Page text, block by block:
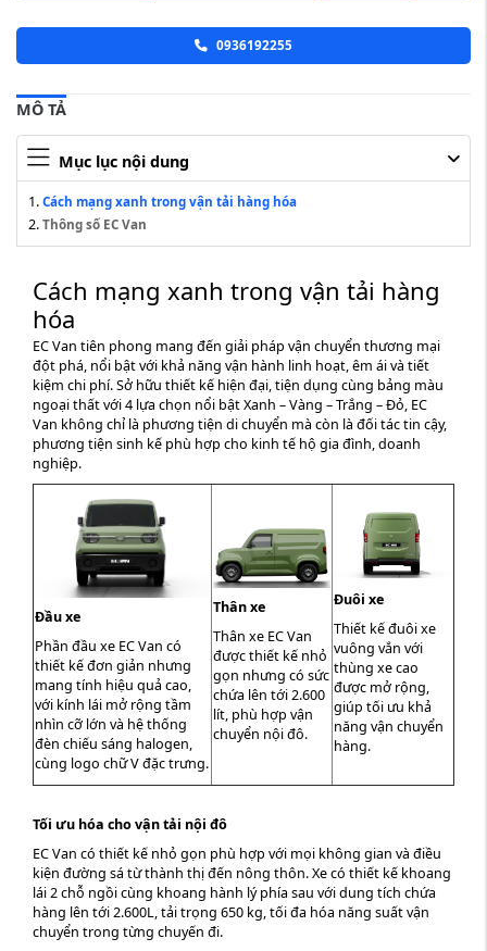
0936192255
MÔ TẢ
Mục lục nội dung
Cách mạng xanh trong vận tải hàng hóa
Thông số EC Van
Cách mạng xanh trong vận tải hàng
hóa
EC Van tiên phong mang đến giải pháp vận chuyển thương mại
đột phá, nổi bật với khả năng vận hành linh hoạt, êm ái và tiết
kiệm chi phí. Sở hữu thiết kế hiện đại, tiện dụng cùng bảng màu
ngoại thất với 4 lựa chọn nổi bật Xanh – Vàng – Trắng – Đỏ, EC
Van không chỉ là phương tiện di chuyển mà còn là đối tác tin cậy,
phương tiện sinh kế phù hợp cho kinh tế hộ gia đình, doanh
nghiệp.
Đầu xe
Phần đầu xe EC Van có
thiết kế đơn giản nhưng
mang tính hiệu quả cao,
với kính lái mở rộng tầm
nhìn cỡ lớn và hệ thống
đèn chiếu sáng halogen,
cùng logo chữ V đặc trưng.
Thân xe
Thân xe EC Van
được thiết kế nhỏ
gọn nhưng có sức
chứa lên tới 2.600
lít, phù hợp vận
chuyển nội đô.
Đuôi xe
Thiết kế đuôi xe
vuông vắn với
thùng xe cao
được mở rộng,
giúp tối ưu khả
năng vận chuyển
hàng.
Tối ưu hóa cho vận tải nội đô
EC Van có thiết kế nhỏ gọn phù hợp với mọi không gian và điều
kiện đường sá từ thành thị đến nông thôn. Xe có thiết kế khoang
lái 2 chỗ ngồi cùng khoang hành lý phía sau với dung tích chứa
hàng lên tới 2.600L, tải trọng 650 kg, tối đa hóa năng suất vận
chuyển trong từng chuyến đi.